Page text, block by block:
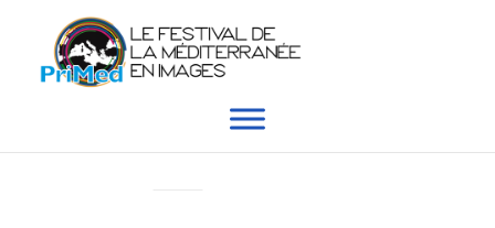
contenu